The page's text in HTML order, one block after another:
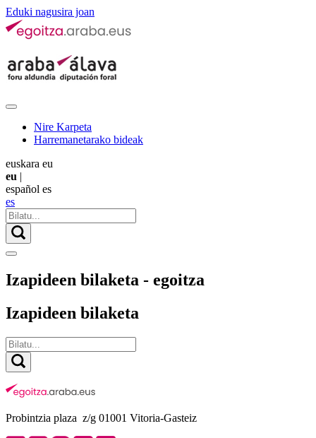
Eduki nagusira joan
Nire Karpeta
Harremanetarako bideak
euskara eu
eu |
español es
es
Izapideen bilaketa - egoitza
Izapideen bilaketa
Probintzia plaza z/g 01001 Vitoria-Gasteiz